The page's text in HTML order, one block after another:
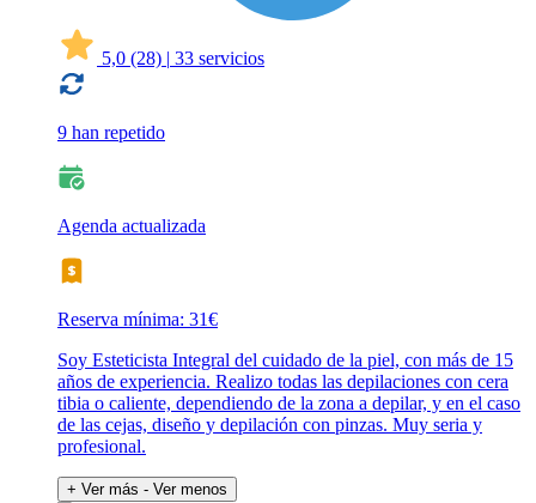
5,0 (28) | 33 servicios
9 han repetido
Agenda actualizada
Reserva mínima: 31€
Soy Esteticista Integral del cuidado de la piel, con más de 15
años de experiencia. Realizo todas las depilaciones con cera
tibia o caliente, dependiendo de la zona a depilar, y en el caso
de las cejas, diseño y depilación con pinzas. Muy seria y
profesional.
+ Ver más - Ver menos